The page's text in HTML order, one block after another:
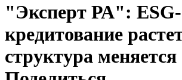
"Эксперт РА": ESG-
кредитование
структура меняется